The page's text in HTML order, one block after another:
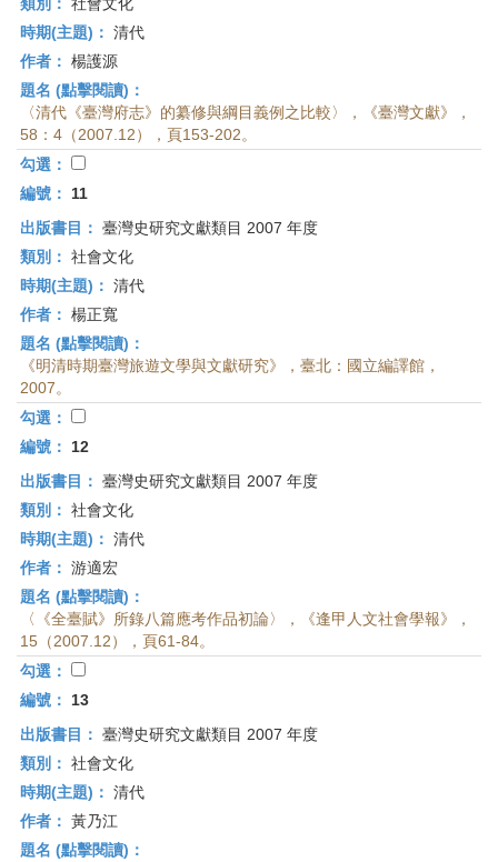
時期(主題)： 清代
作者： 楊護源
題名 (點擊閱讀)：
〈清代《臺灣府志》的纂修與綱目義例之比較〉，《臺灣文獻》，
58：4（2007.12），頁153-202。
勾選：
編號：
11
出版書目： 臺灣史研究文獻類目 2007 年度
類別： 社會文化
時期(主題)： 清代
作者： 楊正寬
題名 (點擊閱讀)：
《明清時期臺灣旅遊文學與文獻研究》，臺北：國立編譯館，
2007。
勾選：
編號：
12
出版書目： 臺灣史研究文獻類目 2007 年度
類別： 社會文化
時期(主題)： 清代
作者： 游適宏
題名 (點擊閱讀)：
〈《全臺賦》所錄八篇應考作品初論〉，《逢甲人文社會學報》，
15（2007.12），頁61-84。
勾選：
編號：
13
出版書目： 臺灣史研究文獻類目 2007 年度
類別： 社會文化
時期(主題)： 清代
作者： 黃乃江
題名 (點擊閱讀)：